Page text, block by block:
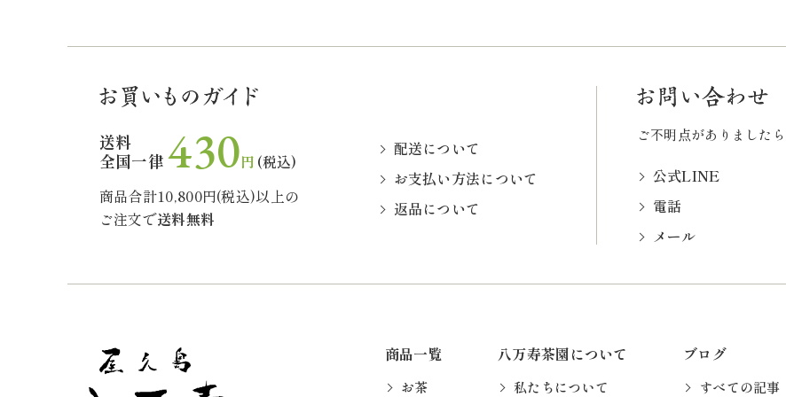
送料
全国一律 430円 (税込)
商品合計10,800円(税込)以上の
ご注文で送料無料
配送について
お支払い方法について
返品について
ご不明点がありましたら
公式LINE
電話
メール
商品一覧
お茶
八万寿茶園について
私たちについて
ブログ
すべての記事